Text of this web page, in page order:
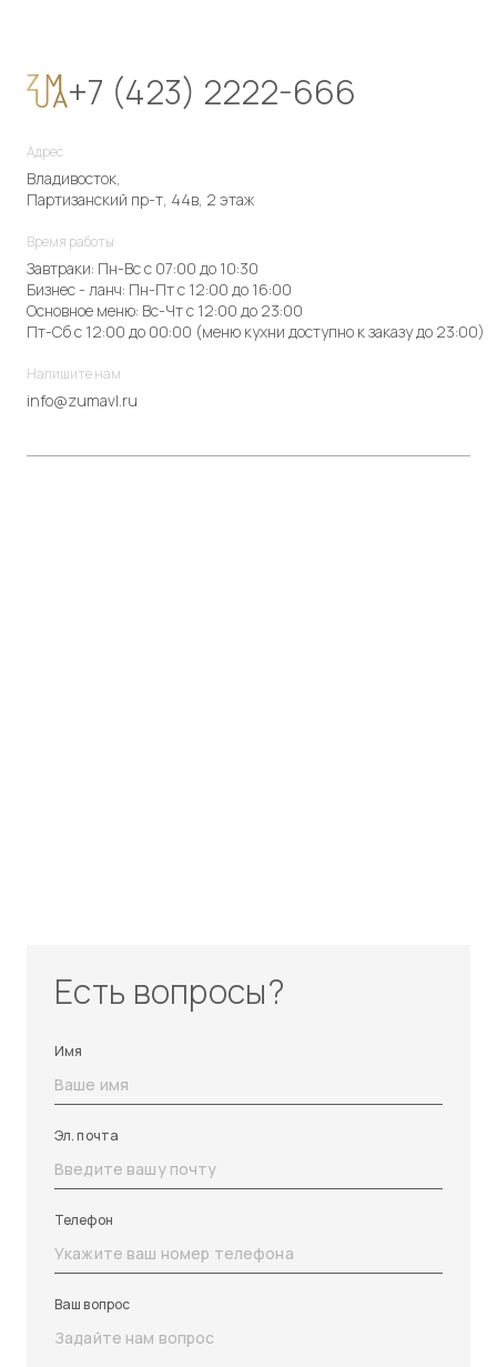
+7 (423) 2222-666
Адрес
Владивосток,
Партизанский пр-т, 44в, 2 этаж
Время работы
Завтраки: Пн-Вс с 07:00 до 10:30
Бизнес - ланч: Пн-Пт с 12:00 до 16:00
Основное меню: Вс-Чт с 12:00 до 23:00
Пт-Сб с 12:00 до 00:00 (меню кухни доступно к заказу до 23:00)
Напишите нам
info@zumavl.ru
Есть вопросы?
Имя
Эл. почта
Телефон
Ваш вопрос